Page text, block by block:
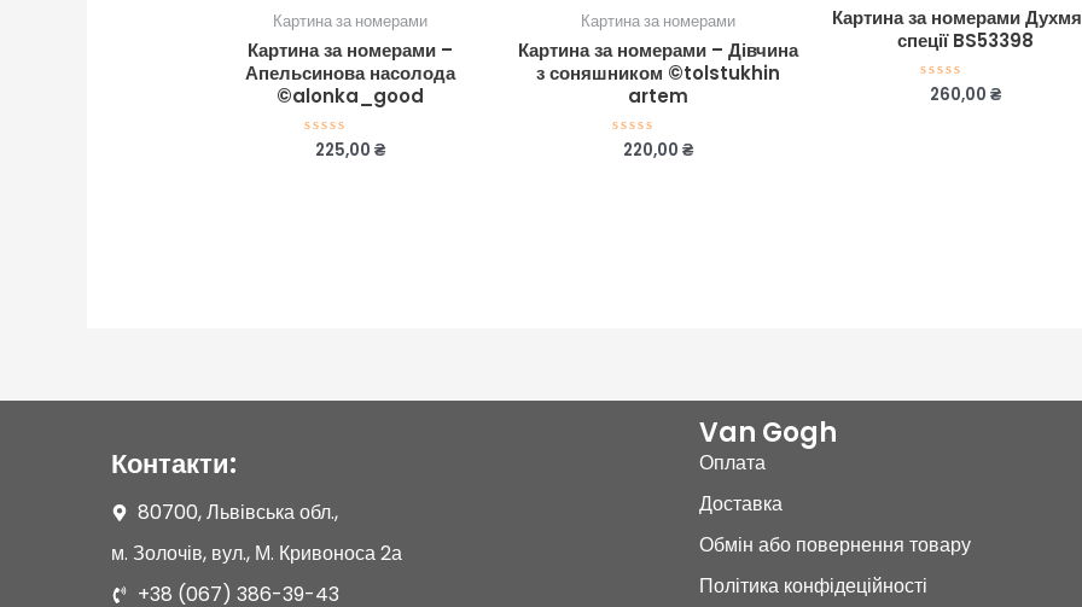
Картина за номерами
Картина за номерами –
Апельсинова насолода
©alonka_good
Оцінено
225,00 ₴
Картина за номерами
Картина за номерами – Дівчина
з соняшником ©tolstukhin
artem
Оцінено
220,00 ₴
Картина за номерами
спеції BS53398
Оцінено
260,00 ₴
Контакти:
80700, Львівська обл.,
м. Золочів, вул., М. Кривоноса 2а
+38 (067) 386-39-43
Van Gogh
Оплата
Доставка
Обмін або повернення товару
Політика конфідеційності